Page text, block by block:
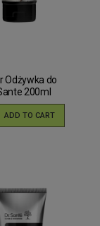
Odżywka do
200ml
ADD TO CART